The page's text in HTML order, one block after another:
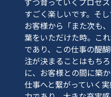
すごく楽しいです。そ
お客様から「また次も
葉をいただけた時。こ
であり、この仕事の醍
注が決まることはもち
に、お客様との間に築
仕事へと繋がっていく